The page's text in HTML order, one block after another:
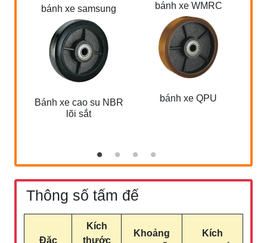
bánh xe samsung
Bánh xe cao su NBR
lõi sắt
bánh xe WMRC
bánh xe QPU
Thông số tấm đế
Đặc
Kích
thước
Khoảng
Kích